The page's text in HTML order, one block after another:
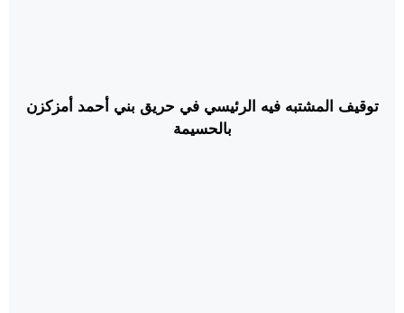
توقيف المشتبه فيه الرئيسي في حريق بني أحمد أمزكزن
بالحسيمة